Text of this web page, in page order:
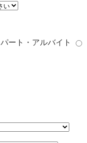
パート・アルバイト